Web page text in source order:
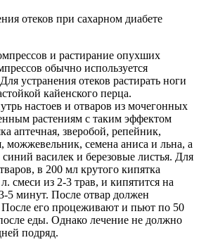
отеков при сахарном диабете
и растирание опухших
обычно используется
устранения отеков растирать ноги
кайенского перца.
настоев и отваров из мочегонных
растениям с таким эффектом
аптечная, зверобой, репейник,
можжевельник, семена аниса и льна, а
синий василек и березовые листья. Для
в 200 мл крутого кипятка
л. смеси из 2-3 трав, и кипятится на
5 минут. После отвар должен
После его процеживают и пьют по 50
еды. Однако лечение не должно
подряд.